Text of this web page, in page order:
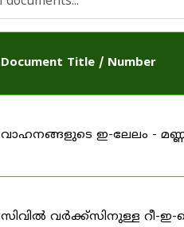
Document Title / Number
വാഹനങ്ങളുടെ ഇ-ലേലം -
സിവിൽ വർക്ക്സിനുള്ള റീ-